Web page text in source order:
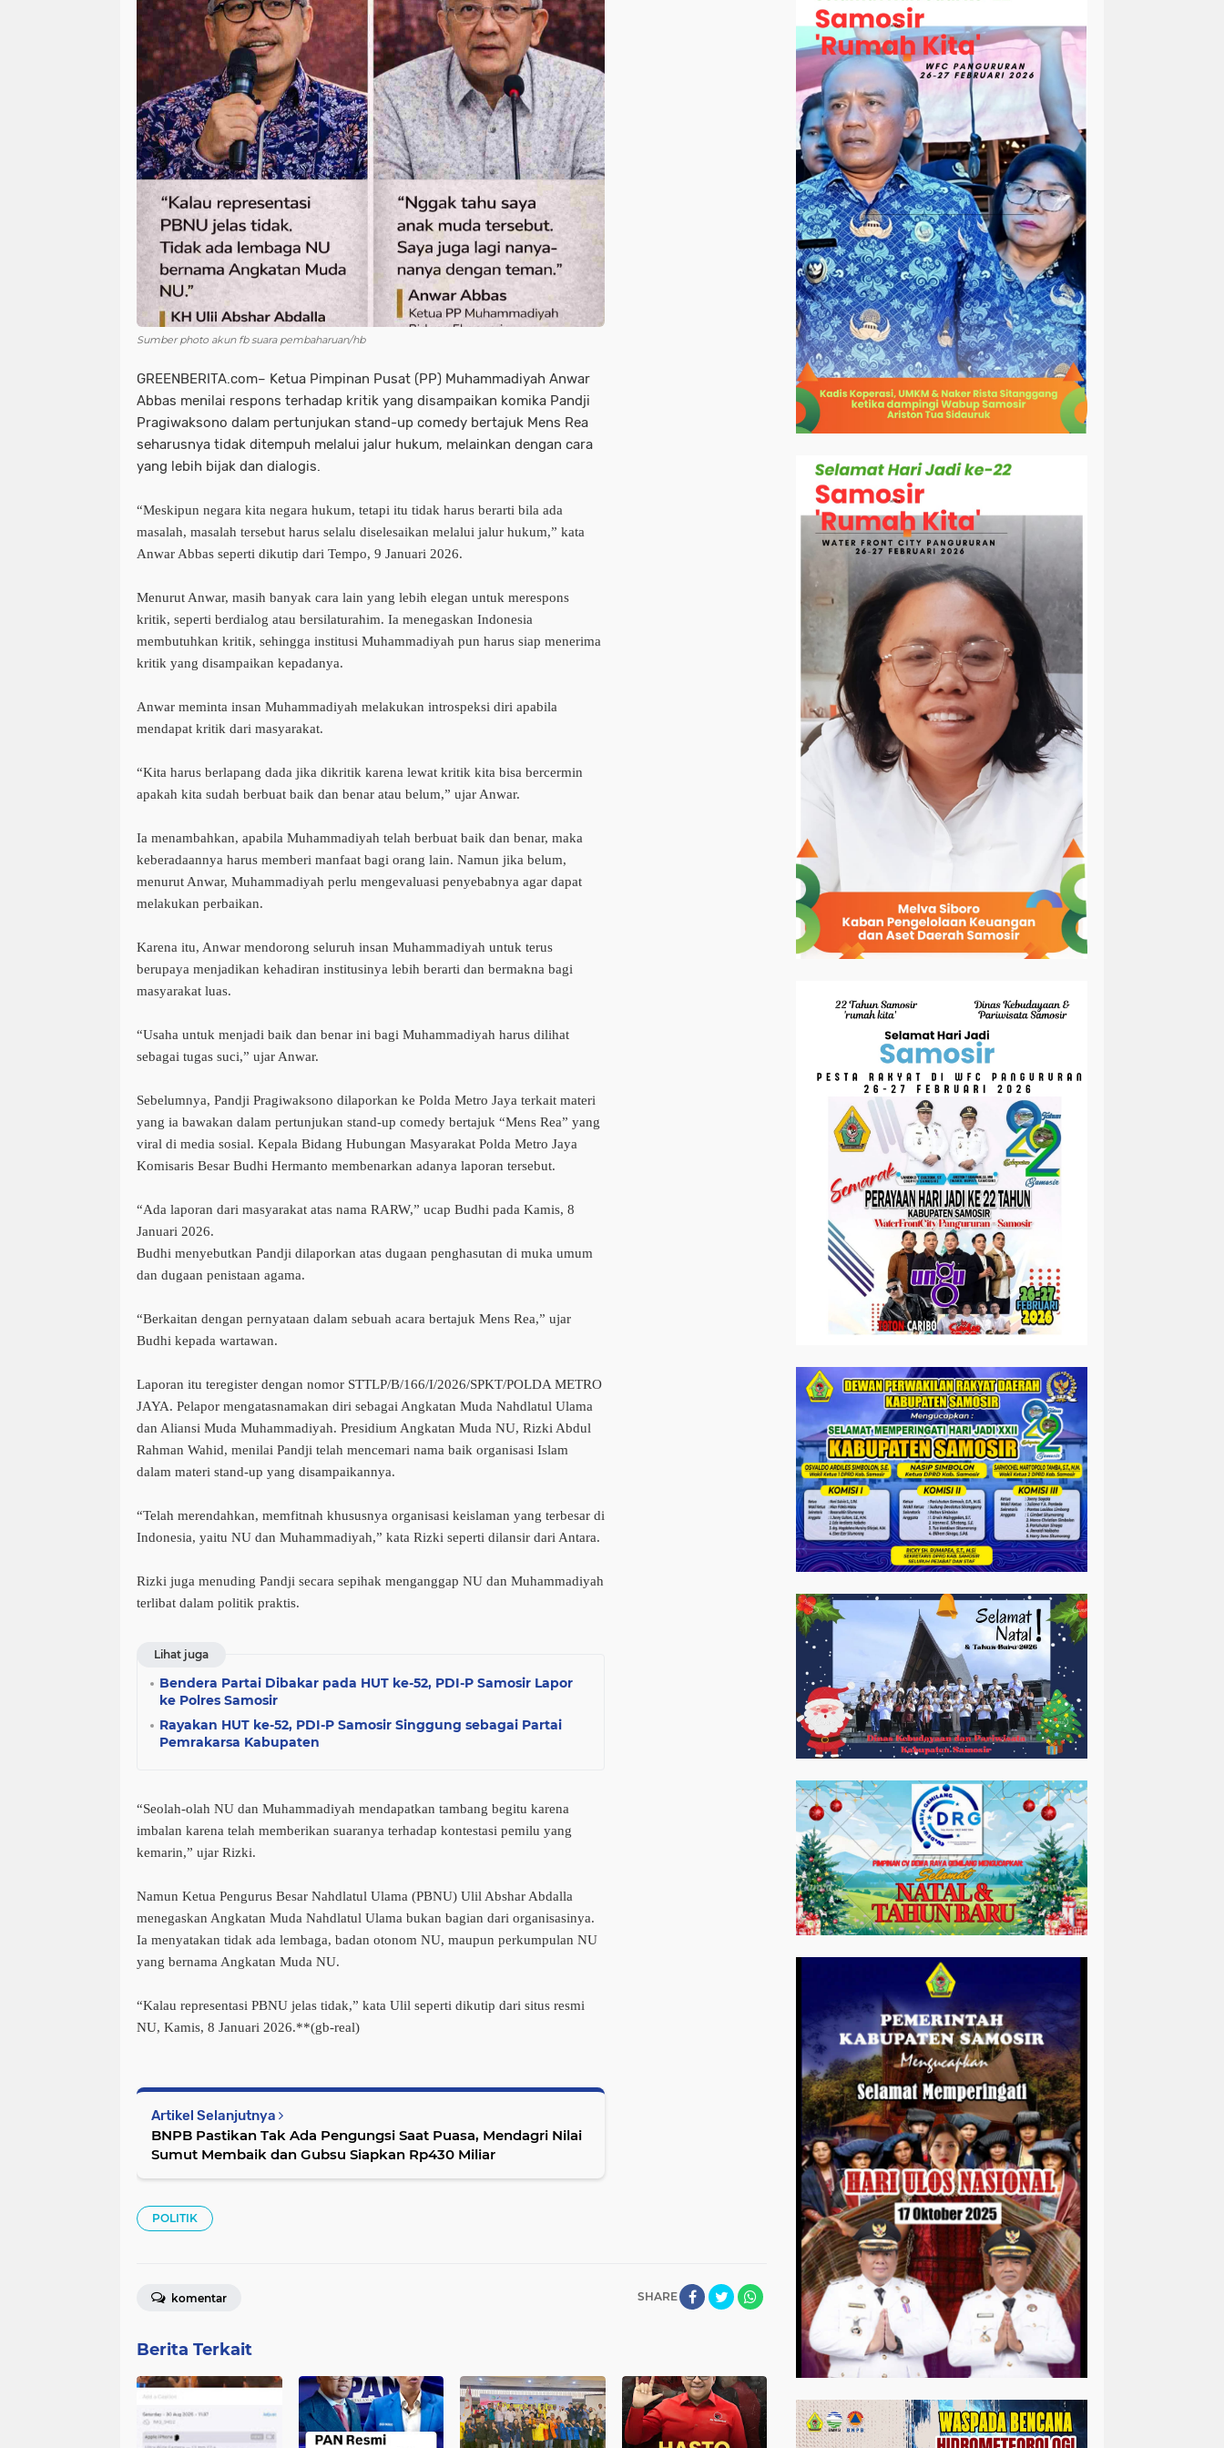
Sumber photo akun fb suara pembaharuan/hb
GREENBERITA.com– Ketua Pimpinan Pusat (PP) Muhammadiyah Anwar
Abbas menilai respons terhadap kritik yang disampaikan komika Pandji
Pragiwaksono dalam pertunjukan stand-up comedy bertajuk Mens Rea
seharusnya tidak ditempuh melalui jalur hukum, melainkan dengan cara
yang lebih bijak dan dialogis.
“Meskipun negara kita negara hukum, tetapi itu tidak harus berarti bila ada
masalah, masalah tersebut harus selalu diselesaikan melalui jalur hukum,” kata
Anwar Abbas seperti dikutip dari Tempo, 9 Januari 2026.
Menurut Anwar, masih banyak cara lain yang lebih elegan untuk merespons
kritik, seperti berdialog atau bersilaturahim. Ia menegaskan Indonesia
membutuhkan kritik, sehingga institusi Muhammadiyah pun harus siap menerima
kritik yang disampaikan kepadanya.
Anwar meminta insan Muhammadiyah melakukan introspeksi diri apabila
mendapat kritik dari masyarakat.
“Kita harus berlapang dada jika dikritik karena lewat kritik kita bisa bercermin
apakah kita sudah berbuat baik dan benar atau belum,” ujar Anwar.
Ia menambahkan, apabila Muhammadiyah telah berbuat baik dan benar, maka
keberadaannya harus memberi manfaat bagi orang lain. Namun jika belum,
menurut Anwar, Muhammadiyah perlu mengevaluasi penyebabnya agar dapat
melakukan perbaikan.
Karena itu, Anwar mendorong seluruh insan Muhammadiyah untuk terus
berupaya menjadikan kehadiran institusinya lebih berarti dan bermakna bagi
masyarakat luas.
“Usaha untuk menjadi baik dan benar ini bagi Muhammadiyah harus dilihat
sebagai tugas suci,” ujar Anwar.
Sebelumnya, Pandji Pragiwaksono dilaporkan ke Polda Metro Jaya terkait materi
yang ia bawakan dalam pertunjukan stand-up comedy bertajuk “Mens Rea” yang
viral di media sosial. Kepala Bidang Hubungan Masyarakat Polda Metro Jaya
Komisaris Besar Budhi Hermanto membenarkan adanya laporan tersebut.
“Ada laporan dari masyarakat atas nama RARW,” ucap Budhi pada Kamis, 8
Januari 2026.
Budhi menyebutkan Pandji dilaporkan atas dugaan penghasutan di muka umum
dan dugaan penistaan agama.
“Berkaitan dengan pernyataan dalam sebuah acara bertajuk Mens Rea,” ujar
Budhi kepada wartawan.
Laporan itu teregister dengan nomor STTLP/B/166/I/2026/SPKT/POLDA METRO
JAYA. Pelapor mengatasnamakan diri sebagai Angkatan Muda Nahdlatul Ulama
dan Aliansi Muda Muhammadiyah. Presidium Angkatan Muda NU, Rizki Abdul
Rahman Wahid, menilai Pandji telah mencemari nama baik organisasi Islam
dalam materi stand-up yang disampaikannya.
“Telah merendahkan, memfitnah khususnya organisasi keislaman yang terbesar di
Indonesia, yaitu NU dan Muhammadiyah,” kata Rizki seperti dilansir dari Antara.
Rizki juga menuding Pandji secara sepihak menganggap NU dan Muhammadiyah
terlibat dalam politik praktis.
Lihat juga
Bendera Partai Dibakar pada HUT ke-52, PDI-P Samosir Lapor
ke Polres Samosir
Rayakan HUT ke-52, PDI-P Samosir Singgung sebagai Partai
Pemrakarsa Kabupaten
“Seolah-olah NU dan Muhammadiyah mendapatkan tambang begitu karena
imbalan karena telah memberikan suaranya terhadap kontestasi pemilu yang
kemarin,” ujar Rizki.
Namun Ketua Pengurus Besar Nahdlatul Ulama (PBNU) Ulil Abshar Abdalla
menegaskan Angkatan Muda Nahdlatul Ulama bukan bagian dari organisasinya.
Ia menyatakan tidak ada lembaga, badan otonom NU, maupun perkumpulan NU
yang bernama Angkatan Muda NU.
“Kalau representasi PBNU jelas tidak,” kata Ulil seperti dikutip dari situs resmi
NU, Kamis, 8 Januari 2026.**(gb-real)
Artikel Selanjutnya
BNPB Pastikan Tak Ada Pengungsi Saat Puasa, Mendagri Nilai
Sumut Membaik dan Gubsu Siapkan Rp430 Miliar
POLITIK
SHARE
komentar
Berita Terkait